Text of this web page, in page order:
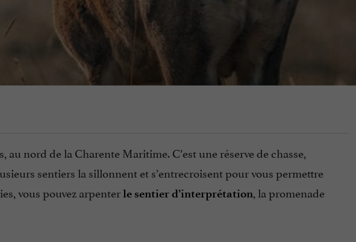
au nord de la Charente Maritime. C’est une réserve de chasse,
sentiers la sillonnent et s’entrecroisent pour vous permettre
vous pouvez arpenterle sentier d’interprétation, la promenade